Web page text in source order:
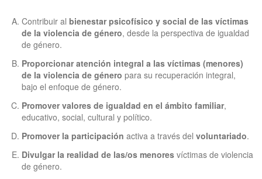
Contribuir al bienestar psicofísico y social de las víctimas
de la violencia de género, desde la perspectiva de igualdad
de género.
Proporcionar atención integral a las víctimas (menores)
de la violencia de género para su recuperación integral,
bajo el enfoque de género.
Promover valores de igualdad en el ámbito familiar,
educativo, social, cultural y político.
Promover la participación activa a través del voluntariado.
Divulgar la realidad de las/os menores víctimas de violencia
de género.